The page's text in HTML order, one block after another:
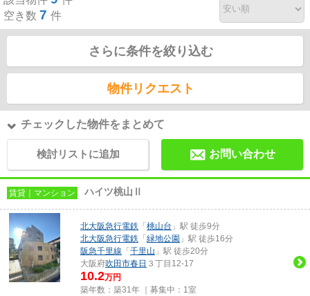
空き数 7 件
さらに条件を絞り込む
物件リクエスト
チェックした物件をまとめて
検討リストに追加 お問い合わせ
賃貸｜マンション ハイツ桃山Ⅱ
北大阪急行電鉄 「 桃山台 」駅 徒歩9分
北大阪急行電鉄 「 緑地公園 」駅 徒歩16分
阪急千里線 「 千里山 」駅 徒歩20分
大阪府吹田市春日 ３丁目12-17
10.2万円
築年数：築31年 ｜募集中： 1室